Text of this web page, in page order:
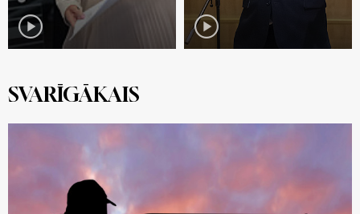
play_circle play_circle
SVARĪGĀKAIS